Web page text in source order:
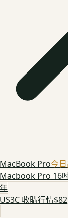
MacBook Pro今
Macbook Pro 16
年
US3C 收購行情